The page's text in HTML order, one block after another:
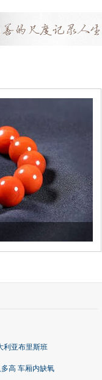
利亚布里斯班
高 车厢内缺氧